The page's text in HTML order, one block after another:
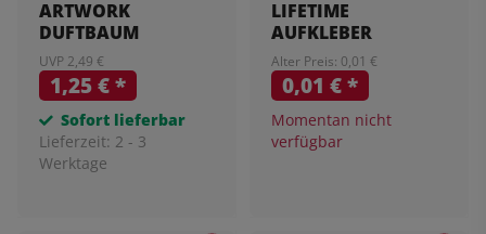
ARTWORK
DUFTBAUM
UVP 2,49 €
1,25 €*
Sofort lieferbar
Lieferzeit: 2 - 3
Werktage
LIFETIME
AUFKLEBER
Alter Preis: 0,01 €
0,01 €*
Momentan nicht
verfügbar